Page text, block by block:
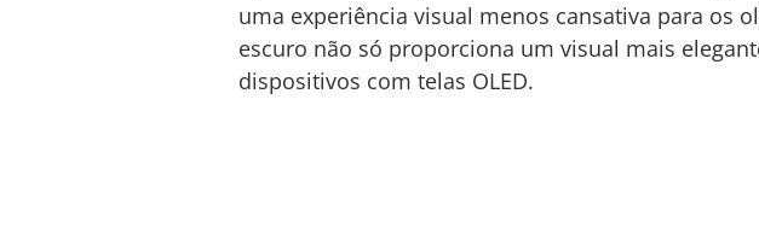
uma experiência visual menos cansativa para os
escuro não só proporciona um visual mais
dispositivos com telas OLED.